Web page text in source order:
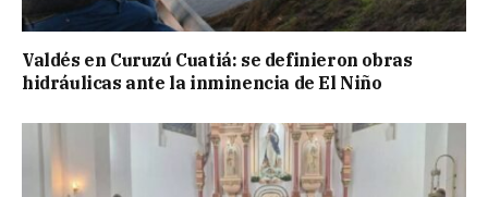
Valdés en Curuzú Cuatiá: se definieron obras
hidráulicas ante la inminencia de El Niño